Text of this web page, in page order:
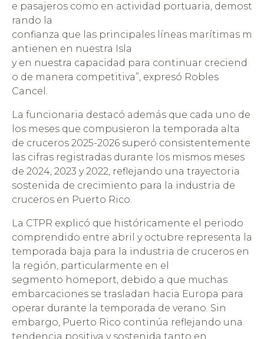
e pasajeros como en actividad portuaria, demost
rando la
confianza que las principales líneas marítimas m
antienen en nuestra Isla
y en nuestra capacidad para continuar creciend
o de manera competitiva”, expresó Robles
Cancel.
La funcionaria destacó además que cada uno de
los meses que compusieron la temporada alta
de cruceros 2025-2026 superó consistentemente
las cifras registradas durante los mismos meses
de 2024, 2023 y 2022, reflejando una trayectoria
sostenida de crecimiento para la industria de
cruceros en Puerto Rico.
La CTPR explicó que históricamente el periodo
comprendido entre abril y octubre representa la
temporada baja para la industria de cruceros en
la región, particularmente en el
segmento homeport, debido a que muchas
embarcaciones se trasladan hacia Europa para
operar durante la temporada de verano. Sin
embargo, Puerto Rico continúa reflejando una
tendencia positiva y sostenida tanto en